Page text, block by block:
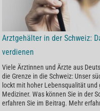
Arztgehälter in der Schweiz:
verdienen
Viele Ärztinnen und Ärzte aus
die Grenze in die Schweiz: Unser
lockt mit hoher Lebensqualität und
Mediziner. Was können Sie in der
erfahren Sie im Beitrag. Mehr